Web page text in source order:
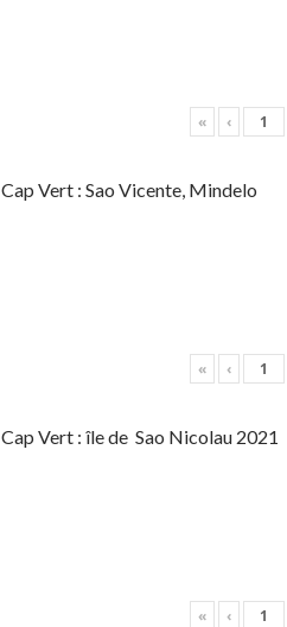
« ‹
Cap Vert : Sao Vicente, Mindelo
« ‹
Cap Vert : île de Sao Nicolau 2021
« ‹